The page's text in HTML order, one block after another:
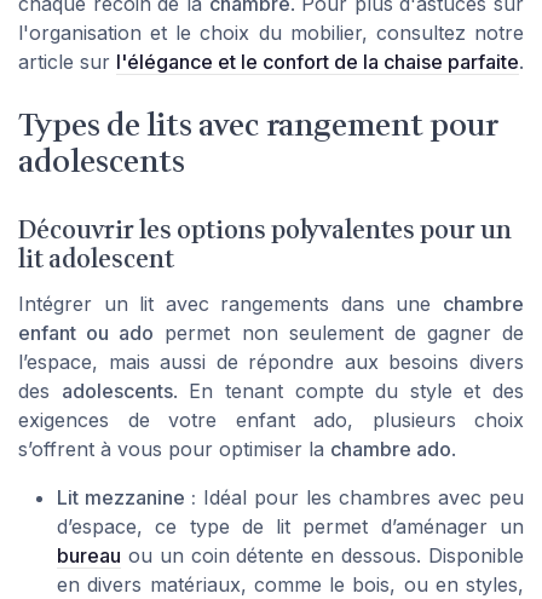
l'organisation et le choix du mobilier, consultez notre
article sur l'élégance et le confort de la chaise parfaite.
Types de lits avec rangement pour
adolescents
Découvrir les options polyvalentes pour un
lit adolescent
Intégrer un lit avec rangements dans une chambre
enfant ou ado permet non seulement de gagner de
l’espace, mais aussi de répondre aux besoins divers
des adolescents. En tenant compte du style et des
exigences de votre enfant ado, plusieurs choix
s’offrent à vous pour optimiser la chambre ado.
Lit mezzanine : Idéal pour les chambres avec peu
d’espace, ce type de lit permet d’aménager un
bureau ou un coin détente en dessous. Disponible
en divers matériaux, comme le bois, ou en styles,